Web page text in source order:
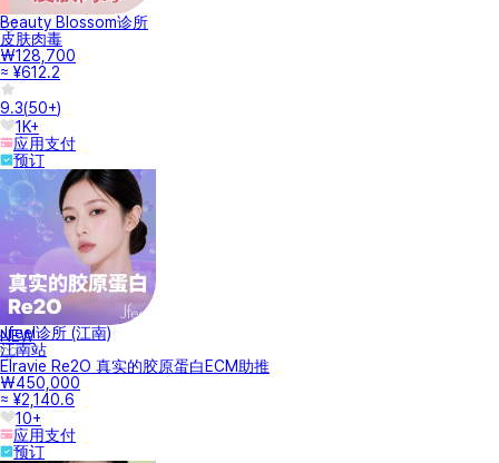
Beauty Blossom诊所
皮肤肉毒
₩128,700
≈ ¥612.2
9.3(50+)
1K+
应用支付
预订
NEW
Jfeel诊所 (江南)
江南站
Elravie Re2O 真实的胶原蛋白ECM助推
₩450,000
≈ ¥2,140.6
10+
应用支付
预订